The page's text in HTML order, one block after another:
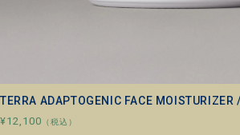
TERRA ADAPTOGENIC FACE MOISTURIZER
¥12,100 （税込）